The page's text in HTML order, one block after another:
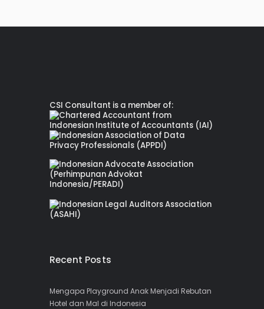
CSI Consultant is a member of:
Recent Posts
Mengapa Playground Anak Menjadi Rebutan
Hotel dan Mal di Indonesia